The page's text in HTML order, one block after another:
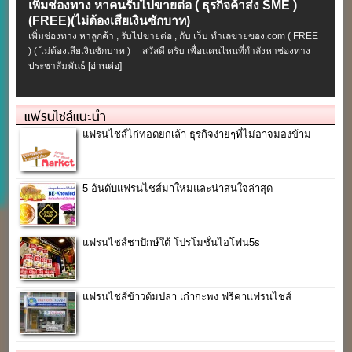
เพิ่มช่องทาง หาคนรับไปขายต่อ ( ธุรกิจค้าส่ง SME )
(FREE)(ไม่ต้องเสียเงินซักบาท)
เพิ่มช่องทาง หาลูกค้า , รับไปขายต่อ , กับ เว็บ ทำเลขายของ.com ( FREE
) ( ไม่ต้องเสียเงินซักบาท ) สวัสดี ครับ เพื่อนคนไหนที่กำลังหาช่องทาง
ประชาสัมพันธ์ [อ่านต่อ]
แฟรนไชส์แนะนำ
แฟรนไชส์ไก่ทอดยกเล้า ธุรกิจง่ายๆที่ไม่อาจมองข้าม
5 อันดับแฟรนไชส์มาใหม่และน่าสนใจล่าสุด
แฟรนไชส์ชาปักษ์ใต้ โปรโมชั่นไอโฟน5s
แฟรนไชส์ข้าวต้มปลา เก๋ากะพง ฟรีค่าแฟรนไชส์